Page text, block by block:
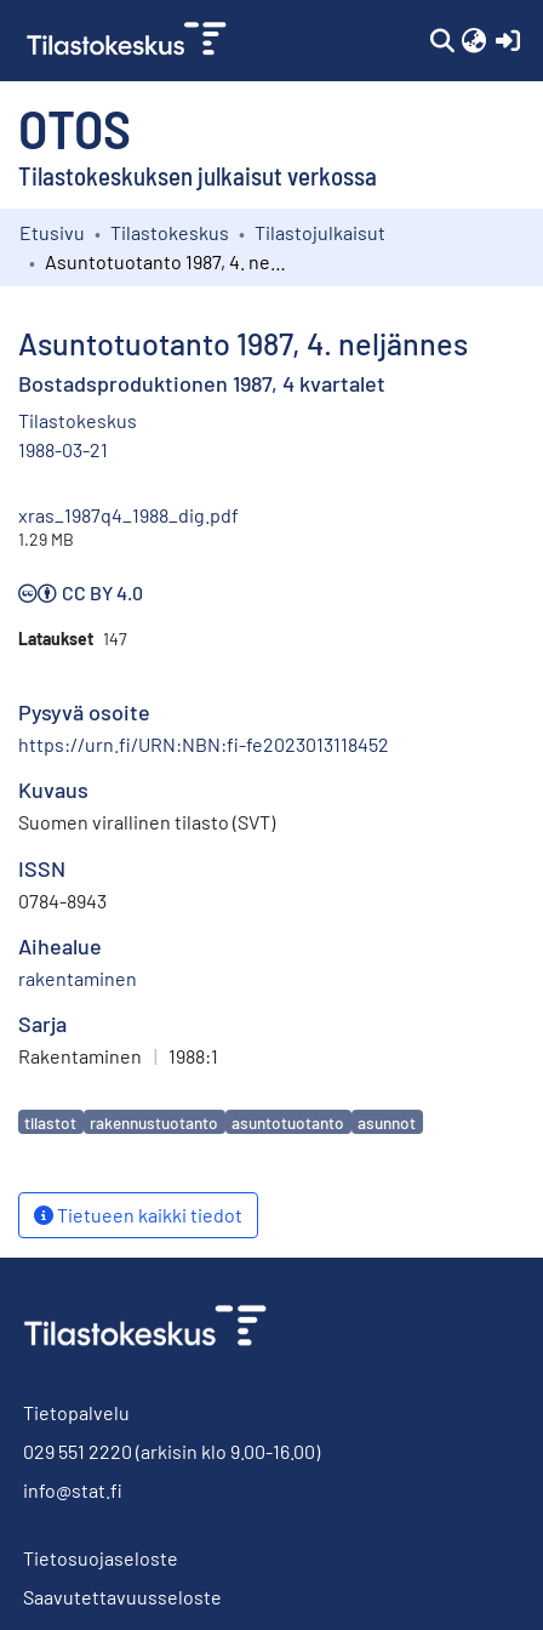
OTOS
Tilastokeskuksen julkaisut verkossa
Kokoelmat
Etusivu Tilastokeskus
Tilastojulkaisut
Asuntotuotanto 1987, 4. neljännes
Bostadsproduktionen 1987, 4 kvartalet
Tilastokeskus
1988-03-21
xras_1987q4_1988_dig.pdf
1.29 MB
CC BY 4.0
Lataukset 147
Pysyvä osoite
https://urn.fi/URN:NBN:fi-fe2023013118452
Kuvaus
Suomen virallinen tilasto (SVT)
ISSN
0784-8943
Aihealue
rakentaminen
Sarja
Rakentaminen | 1988:1
Avainsanat
tilastot rakennustuotanto asuntotuotanto asunnot
Tietueen kaikki tiedot
Tietopalvelu
029 551 2220 (arkisin klo 9.00-16.00)
info@stat.fi
Tietosuojaseloste
Saavutettavuusseloste